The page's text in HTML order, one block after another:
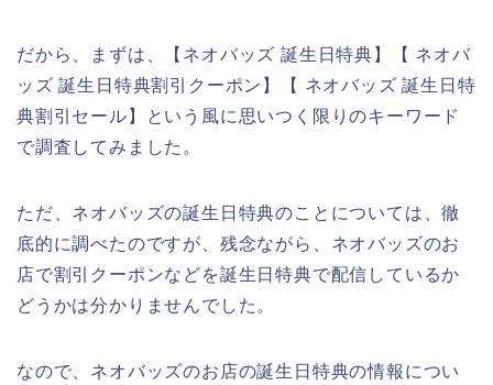
だから、まずは、【ネオバッズ 誕生日特典】【 ネオバ
ッズ 誕生日特典割引クーポン】【 ネオバッズ 誕生日特
典割引セール】という風に思いつく限りのキーワード
で調査してみました。
ただ、ネオバッズの誕生日特典のことについては、徹
底的に調べたのですが、残念ながら、ネオバッズのお
店で割引クーポンなどを誕生日特典で配信しているか
どうかは分かりませんでした。
なので、ネオバッズのお店の誕生日特典の情報につい